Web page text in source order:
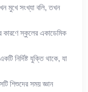
মুখে সংখ্যা বলি, তখন
কারণে স্কুলের একাডেমিক
নির্দিষ্ট যুক্তি থাকে, যা
শিশুদের সময় জ্ঞান